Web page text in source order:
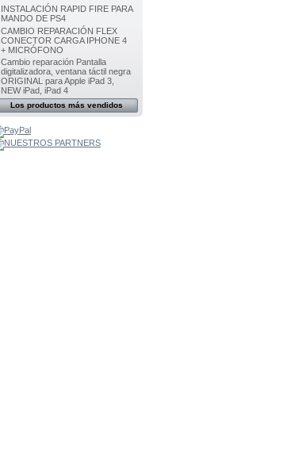
INSTALACIÓN RAPID FIRE PARA
MANDO DE PS4
CAMBIO REPARACIÓN FLEX
CONECTOR CARGA IPHONE 4
+ MICRÓFONO
Cambio reparación Pantalla
digitalizadora, ventana táctil negra
ORIGINAL para Apple iPad 3,
NEW iPad, iPad 4
Los productos más vendidos